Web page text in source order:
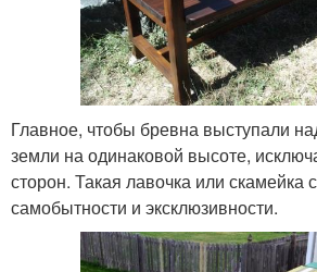
Главное, чтобы бревна выступали
земли на одинаковой высоте,
сторон. Такая лавочка или скамейка
самобытности и эксклюзивности.